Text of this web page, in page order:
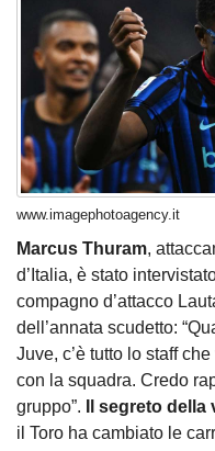
www.imagephotoagency.it
Marcus Thuram,
d’Italia, è stato
compagno d’attacco
dell’annata scudetto:
Juve, c’è tutto lo staff
con la squadra. Credo
gruppo”.
Il segreto
il Toro ha cambiato le